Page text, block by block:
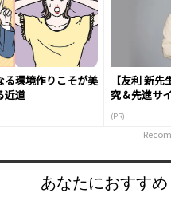
る環境作りこそが美
近道
【友利 新
究＆先進サ
(PR)
あなたにおすすめ